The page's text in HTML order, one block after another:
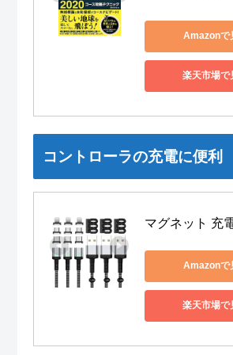
Amazonで
楽天市場で
コントローラの充電に便利
マグネット 充
Amazonで
楽天市場で